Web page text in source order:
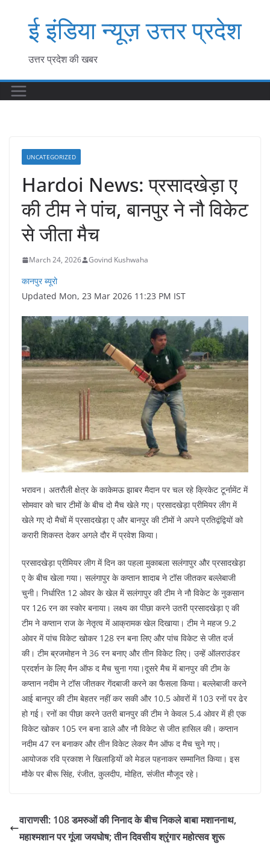
contentई इंडिया न्यूज़ उत्तर प्रदेश
उत्तर प्रदेश की खबर
UNCATEGORIZED
Hardoi News: प्रसादखेड़ा ए
की टीम ने पांच, बानपुर ने नौ विकेट
से जीता मैच
March 24, 2026 Govind Kushwaha
कानपुर ब्यूरो
Updated Mon, 23 Mar 2026 11:23 PM IST
भरावन। अतरौली क्षेत्र के काकेमऊ झाबर मैदान पर चल रहे क्रिकेट टूर्नामेंट में
सोमवार को चार टीमों के बीच दो मैच खेले गए। प्रसादखेड़ा प्रीमियर लीग में
खेले गए दो मैचों में प्रसादखेड़ा ए और बानपुर की टीमों ने अपने प्रतिद्वंद्वियों को
करारी शिकस्त देकर अगले दौर में प्रवेश किया।
प्रसादखेड़ा प्रीमियर लीग में दिन का पहला मुकाबला सलंगापुर और प्रसादखेड़ा
ए के बीच खेला गया। सलंगापुर के कप्तान शादाब ने टॉस जीतकर बल्लेबाजी
चुनी। निर्धारित 12 ओवर के खेल में सलंगापुर की टीम ने नौ विकेट के नुकसान
पर 126 रन का स्कोर बनाया। लक्ष्य का पीछा करने उतरी प्रसादखेड़ा ए की
टीम ने कप्तान राज के नेतृत्व में आक्रामक खेल दिखाया। टीम ने महज 9.2
ओवर में पांच विकेट खोकर 128 रन बना लिए और पांच विकेट से जीत दर्ज
की। टीम ब्रजमोहन ने 36 रन बनाए और तीन विकेट लिए। उन्हें ऑलराउंडर
प्रदर्शन के लिए मैन ऑफ द मैच चुना गया।दूसरे मैच में बानपुर की टीम के
कप्तान नदीम ने टॉस जीतकर गेंदबाजी करने का फैसला किया। बल्लेबाजी करने
आई बानपुर की टीम बेहतर नहीं कर सकी और 10.5 ओवरों में 103 रनों पर ढेर
हो गई। रनों का पीछा करने उतरी बानपुर की टीम ने केवल 5.4 ओवर में ही एक
विकेट खोकर 105 रन बना डाले और नौ विकेट से जीत हासिल की। कप्तान
नदीम 47 रन बनाकर और तीन विकेट लेकर मैन ऑफ द मैच चुने गए।
आयोजक रवि प्रकाश ने खिलाड़ियों को मेडल पहनाकर सम्मानित किया। इस
मौके पर बीरू सिंह, रंजीत, कुलदीप, मोहित, संजीत मौजूद रहे।
वाराणसी: 108 डमरुओं की निनाद के बीच निकले बाबा मशाननाथ,
महाश्मशान पर गूंजा जयघोष; तीन दिवसीय श्रृंगार महोत्सव शुरू